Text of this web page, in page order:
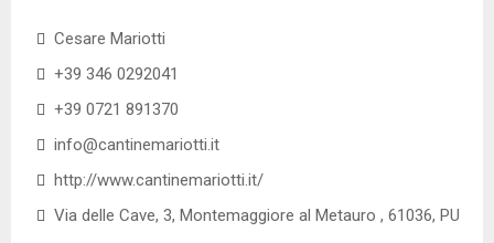
Cesare Mariotti
+39 346 0292041
+39 0721 891370
info@cantinemariotti.it
http://www.cantinemariotti.it/
Via delle Cave, 3, Montemaggiore al Metauro , 61036, PU